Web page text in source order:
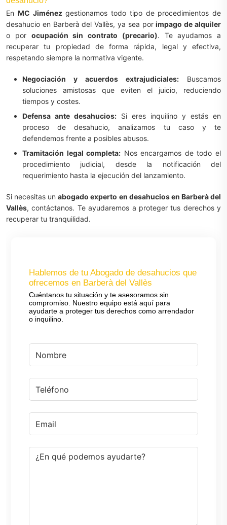
En MC Jiménezgestionamos todo tipo de procedimientos de
desahucio en Barberà del Vallès, ya sea porimpago de alquiler
o por ocupación sin contrato (precario). Te ayudamos a
recuperar tu propiedad de forma rápida, legal y efectiva,
respetando siempre la normativa vigente.
Negociación y acuerdos extrajudiciales: Buscamos
soluciones amistosas que eviten el juicio, reduciendo
tiempos y costes.
Defensa ante desahucios: Si eres inquilino y estás en
proceso de desahucio, analizamos tu caso y te
defendemos frente a posibles abusos.
Tramitación legal completa: Nos encargamos de todo el
procedimiento judicial, desde la notificación del
requerimiento hasta la ejecución del lanzamiento.
Si necesitas unabogado experto en desahucios en Barberà del
Vallès, contáctanos. Te ayudaremos a proteger tus derechos y
recuperar tu tranquilidad.
Hablemos de tu Abogado de desahucios que
ofrecemos en Barberà del Vallès
Cuéntanos tu situación y te asesoramos sin
compromiso. Nuestro equipo está aquí para
ayudarte a proteger tus derechos como arrendador
o inquilino.